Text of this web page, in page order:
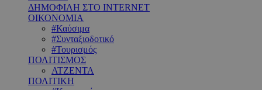
ΔΗΜΟΦΙΛΗ ΣΤΟ INTERNET
ΟΙΚΟΝΟΜΙΑ
#Καύσιμα
#Συνταξιοδοτικό
#Τουρισμός
ΠΟΛΙΤΙΣΜΟΣ
ΑΤΖΕΝΤΑ
ΠΟΛΙΤΙΚΗ